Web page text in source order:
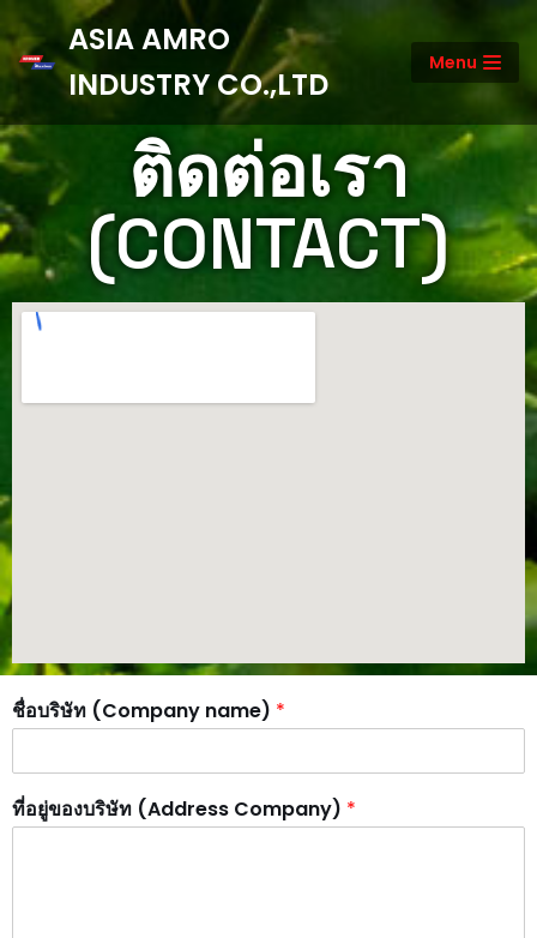
Skip
content
ASIA AMRO
INDUSTRY CO.,LTD
Menu
ติดต่อเรา
(CONTACT)
ชื่อบริษัท (Company name) *
ที่อยู่ของบริษัท (Address Company) *